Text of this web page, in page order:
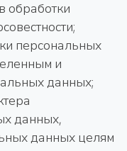
обработки
персональных
и
данных;
данных,
данных целям